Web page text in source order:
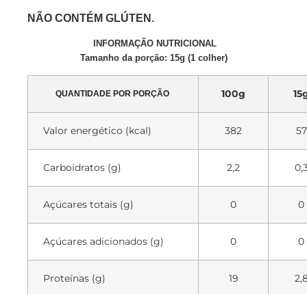
NÃO CONTÉM GLÚTEN.
INFORMAÇÃO NUTRICIONAL
Tamanho da porção: 15g (1 colher)
QUANTIDADE POR PORÇÃO 100g
Valor energético (kcal) 382 57
Carboidratos (g) 2,2
Açúcares totais (g) 0 0
Açúcares adicionados (g) 0 0
Proteínas (g) 19